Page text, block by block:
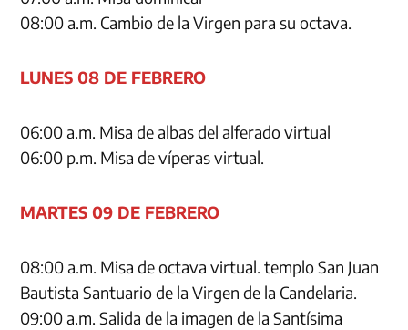
08:00 a.m. Cambio de la Virgen para su octava.
LUNES 08 DE FEBRERO
06:00 a.m. Misa de albas del alferado virtual
06:00 p.m. Misa de víperas virtual.
MARTES 09 DE FEBRERO
08:00 a.m. Misa de octava virtual. templo San Juan
Bautista Santuario de la Virgen de la Candelaria.
09:00 a.m. Salida de la imagen de la Santísima